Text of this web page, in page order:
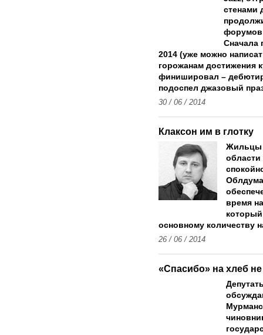
стенами
форумов
Сначала
2014 (уже можно
горожанам достижения
финишировал –
подоспел джазовый
30 / 06 / 2014
Клаксон им в глотку
Жильцы
области
время
основному количеству
26 / 06 / 2014
«Спасибо» на хлеб